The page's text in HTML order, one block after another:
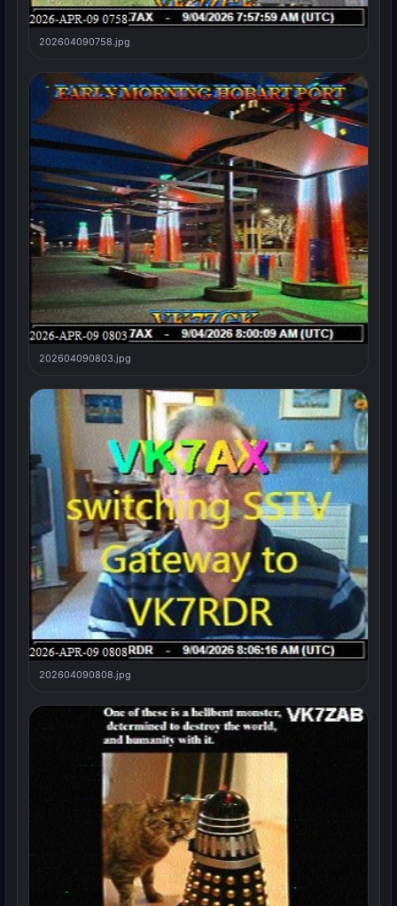
202604090758.jpg
202604090803.jpg
202604090808.jpg